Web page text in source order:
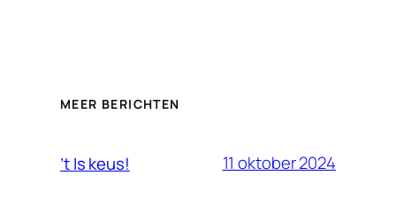
MEER BERICHTEN
’t Is keus! 11 oktober 2024